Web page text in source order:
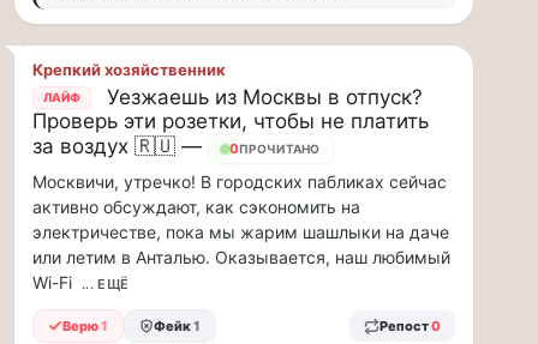
заправщики
чаевые…
Я
считаю,
что
тепрь
нам
должны
заправщики
чаевые
давать,
потому,
Крепкий хозяйственник
ЛАЙФ
Уезжаешь из Москвы в отпуск?
Проверь эти розетки, чтобы не платить
за воздух 🇷🇺 —
21ПРОЧИТАНО
Москвичи, утречко! В городских пабликах сейчас
активно обсуждают, как сэкономить на
электричестве, пока мы жарим шашлыки на даче
или летим в Анталью. Оказывается, наш любимый
Wi-Fi ... ЕЩЁ
Верю1 Фейк1 Репост0